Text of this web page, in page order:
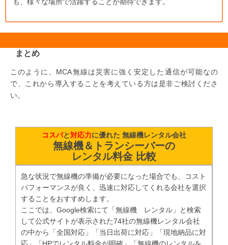
まとめ
このように、MCA無線は災害に強く安定した通信が可能なの
で、これから導入することを考えている方は是非ご検討くださ
い。
コスパと対応力に優れた 無線機レンタル会社
無線機＆トランシーバーの
レンタル料金 比較
急な状況で無線機の準備が必要になった場合でも、コスト
パフォーマンスが良く、迅速に対応してくれる会社を選択
することをおすすめします。
ここでは、Google検索にて「無線機 レンタル」と検索
して公式サイトが表示された74社の無線機レンタル会社
の中から「全国対応」「当日出荷に対応」「現地納品に対